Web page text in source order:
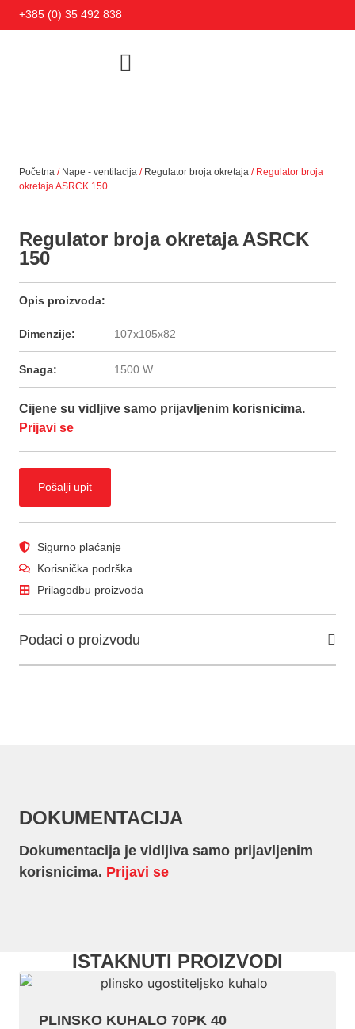
+385 (0) 35 492 838
Početna / Nape - ventilacija / Regulator broja okretaja / Regulator broja
okretaja ASRCK 150
Regulator broja okretaja ASRCK
150
Opis proizvoda:
Dimenzije: 107x105x82
Snaga: 1500 W
Cijene su vidljive samo prijavljenim korisnicima.
Prijavi se
Pošalji upit
Sigurno plaćanje
Korisnička podrška
Prilagodbu proizvoda
Podaci o proizvodu
DOKUMENTACIJA
Dokumentacija je vidljiva samo prijavljenim
korisnicima. Prijavi se
ISTAKNUTI PROIZVODI
PLINSKO KUHALO 70PK 40